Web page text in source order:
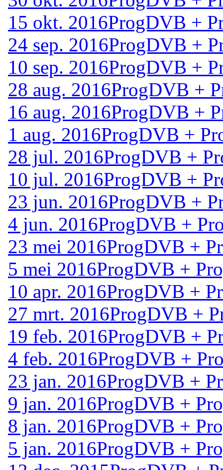
15 okt. 2016ProgDVB +
24 sep. 2016ProgDVB +
10 sep. 2016ProgDVB +
28 aug. 2016ProgDVB +
16 aug. 2016ProgDVB +
1 aug. 2016ProgDVB +
28 jul. 2016ProgDVB +
10 jul. 2016ProgDVB +
23 jun. 2016ProgDVB +
4 jun. 2016ProgDVB +
23 mei 2016ProgDVB +
5 mei 2016ProgDVB +
10 apr. 2016ProgDVB +
27 mrt. 2016ProgDVB +
19 feb. 2016ProgDVB +
4 feb. 2016ProgDVB +
23 jan. 2016ProgDVB +
9 jan. 2016ProgDVB +
8 jan. 2016ProgDVB +
5 jan. 2016ProgDVB +